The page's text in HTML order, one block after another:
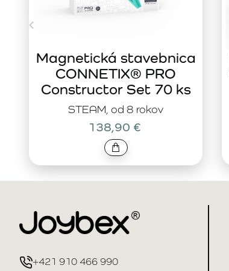
STEAM, od 8 rokov
Magnetická stavebnica
CONNETIX® PRO
Constructor Set 70 ks
138,90 €
+421 910 466 990